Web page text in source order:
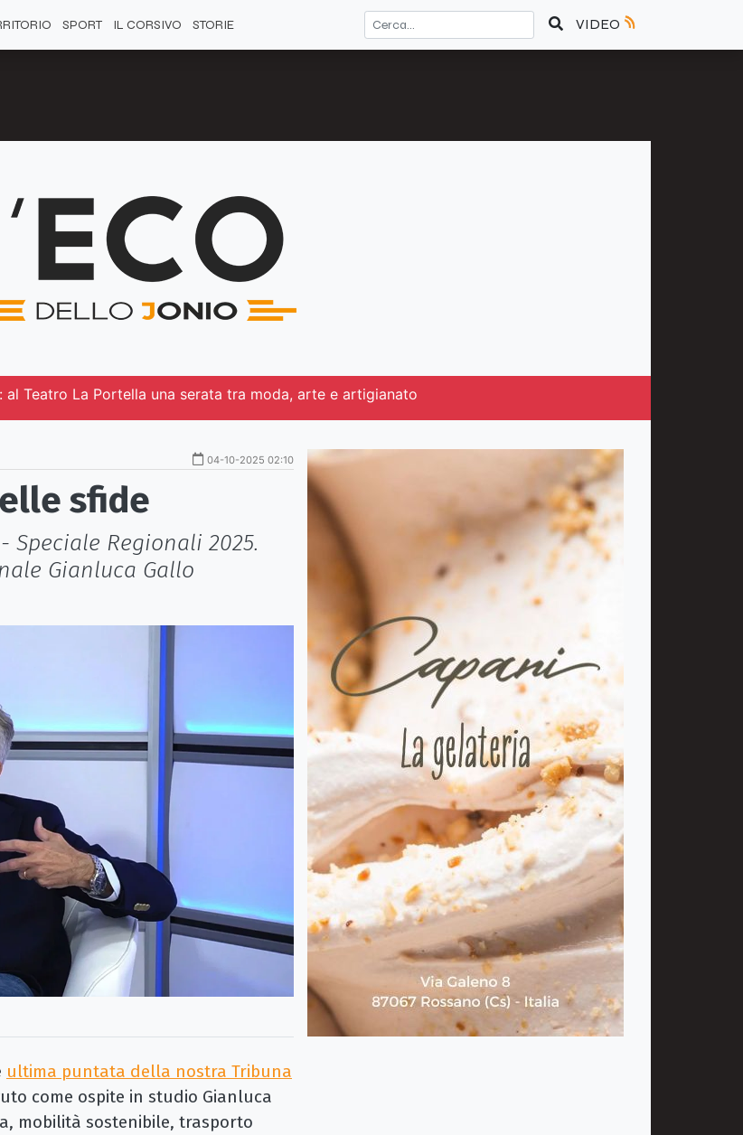
SPORT IL CORSIVO STORIE VIDEO
Teatro La Portella una serata tra moda, arte e artigianato
04-10-2025 02:10
sfide
Regionali 2025.
Gianluca Gallo
ultima puntata della nostra Tribuna
come ospite in studio Gianluca
mobilità sostenibile, trasporto